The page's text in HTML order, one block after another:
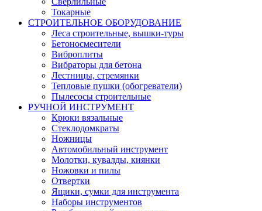
Токарные
СТРОИТЕЛЬНОЕ ОБОРУДОВАНИЕ
Леса строительные, вышки-туры
Бетоносмесители
Виброплиты
Вибраторы для бетона
Лестницы, стремянки
Тепловые пушки (обогреватели)
Пылесосы строительные
РУЧНОЙ ИНСТРУМЕНТ
Крюки вязальные
Стеклодомкраты
Ножницы
Автомобильный инструмент
Молотки, кувалды, киянки
Ножовки и пилы
Отвертки
Ящики, сумки для инструмента
Наборы инструментов